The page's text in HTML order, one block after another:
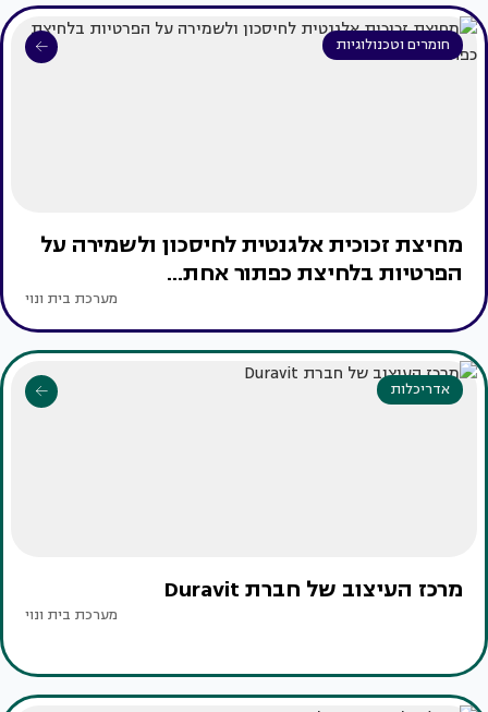
חומרים וטכנולוגיות
מחיצת זכוכית אלגנטית לחיסכון ולשמירה על
הפרטיות בלחיצת כפתור אחת...
מערכת בית ונוי
אדריכלות
מרכז העיצוב של חברת Duravit
מערכת בית ונוי